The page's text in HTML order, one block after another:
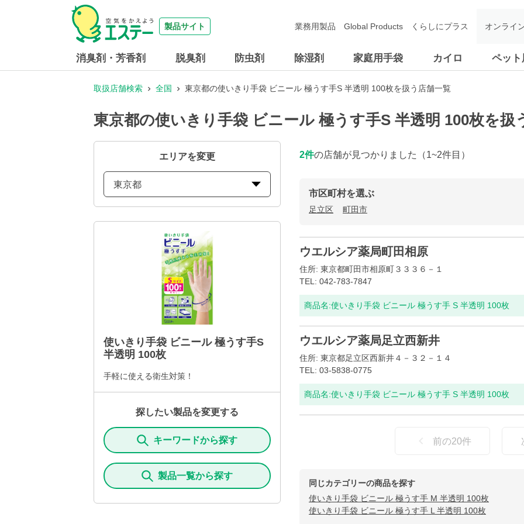
製品サイト
消臭剤・芳香剤 脱臭剤 防虫剤 除湿剤 家庭用手袋 カイロ ペット
業務用製品 Global Products くらしにプラス オンライ
取扱店舗検索 全国 東京都の使いきり手袋 ビニール 極うす手S 半透明 100枚を扱う店舗一覧
東京都の使いきり手袋 ビニール 極うす手S 半透明 100枚を扱
エリアを変更
東京都
使いきり手袋 ビニール 極うす手S
半透明 100枚
手軽に使える衛生対策！
探したい製品を変更する
キーワードから探す
製品一覧から探す
2件の店舗が見つかりました （1~2件目）
市区町村を選ぶ
足立区 町田市
ウエルシア薬局町田相原
住所: 東京都町田市相原町３３３６－１
TEL: 042-783-7847
商品名:使いきり手袋 ビニール 極うす手 S 半透明 100枚
ウエルシア薬局足立西新井
住所: 東京都足立区西新井４－３２－１４
TEL: 03-5838-0775
商品名:使いきり手袋 ビニール 極うす手 S 半透明 100枚
前の20件
同じカテゴリーの商品を探す
使いきり手袋 ビニール 極うす手 M 半透明 100枚
使いきり手袋 ビニール 極うす手 L 半透明 100枚